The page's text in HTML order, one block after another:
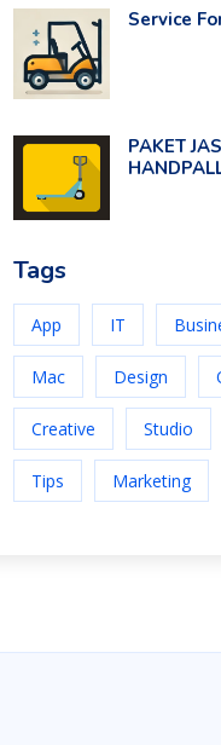
Service
PAKET
Tags
App IT
Mac Design
Creative Studio
Tips Marketing